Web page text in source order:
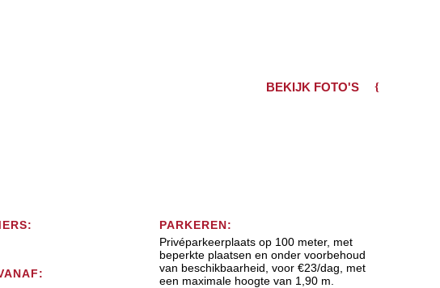
BEKIJK FOTO'S
PARKEREN:
Privéparkeerplaats op 100 meter, met
beperkte plaatsen en onder voorbehoud
van beschikbaarheid, voor €23/dag, met
een maximale hoogte van 1,90 m.